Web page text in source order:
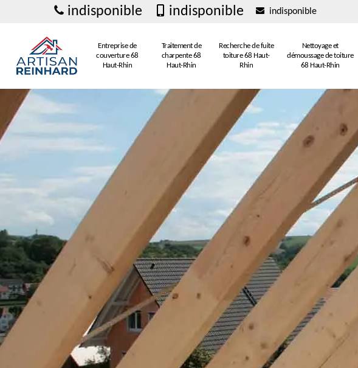
indisponible indisponible indisponible
Entreprise de
couverture 68
Haut-Rhin
Traitement de
charpente 68
Haut-Rhin
Recherche de fuite
toiture 68 Haut-
Rhin
Nettoyage et
démoussage de toiture
68 Haut-Rhin